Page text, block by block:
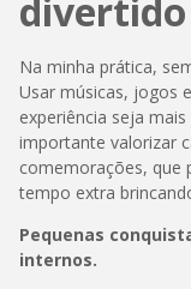
divertido
Na minha prática,
Usar músicas, jogos
experiência seja
importante valorizar
comemorações, que
tempo extra
Pequenas
internos.